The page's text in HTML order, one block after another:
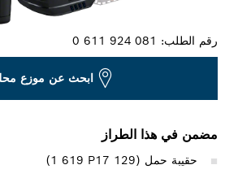
رقم الطلب:0 611 924 081
ابحث عن موزع محلي
مضمن في هذا الطراز
حقيبة حمل (‎1 619 P17 129)